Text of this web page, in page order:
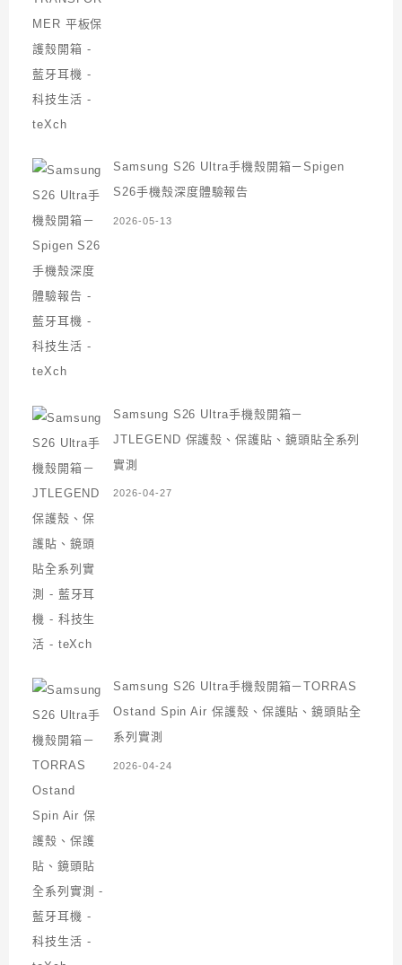
Samsung S26 Ultra手機殼開箱－Spigen
S26手機殼深度體驗報告
2026-05-13
Samsung S26 Ultra手機殼開箱－
JTLEGEND 保護殼、保護貼、鏡頭貼全系列
實測
2026-04-27
Samsung S26 Ultra手機殼開箱－TORRAS
Ostand Spin Air 保護殼、保護貼、鏡頭貼全
系列實測
2026-04-24